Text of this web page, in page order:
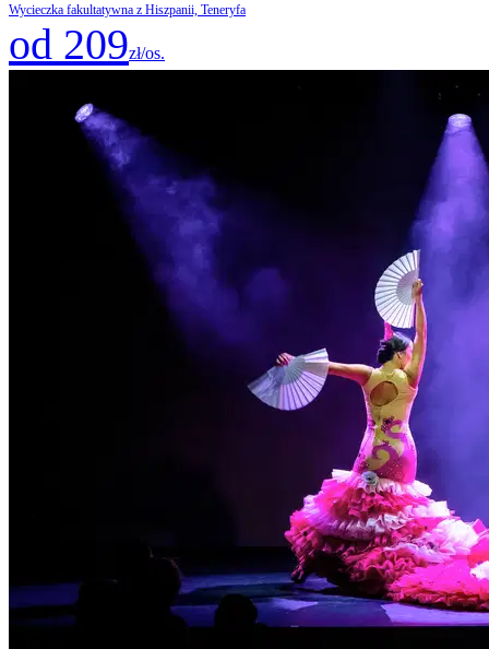
Wycieczka fakultatywna z Hiszpanii, Teneryfa
od 209zł/os.